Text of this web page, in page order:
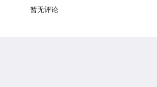
暂无评论